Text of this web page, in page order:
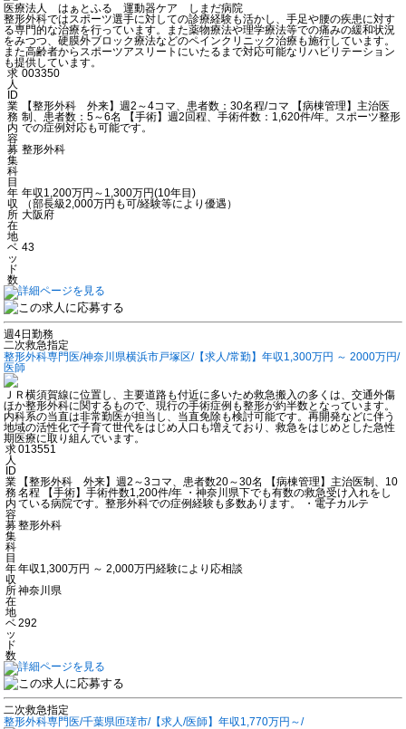
医療法人 はぁとふる 運動器ケア しまだ病院
整形外科ではスポーツ選手に対しての診療経験も活かし、手足や腰の疾患に対す
る専門的な治療を行っています。また薬物療法や理学療法等での痛みの緩和状況
をみつつ、硬膜外ブロック療法などのペインクリニック治療も施行しています。
また高齢者からスポーツアスリートにいたるまで対応可能なリハビリテーション
も提供しています。
求
人
ID
003350
業
務
内
容
【整形外科 外来】週2～4コマ、患者数：30名程/コマ 【病棟管理】主治医
制、患者数：5～6名 【手術】週2回程、手術件数：1,620件/年。スポーツ整形
での症例対応も可能です。
募
集
科
目
整形外科
年
収
年収1,200万円～1,300万円(10年目)
（部長級2,000万円も可/経験等により優遇）
所
在
地
大阪府
ベ
ッ
ド
数
43
週4日勤務
二次救急指定
整形外科専門医/神奈川県横浜市戸塚区/【求人/常勤】年収1,300万円 ～ 2000万円/
医師
ＪＲ横須賀線に位置し、主要道路も付近に多いため救急搬入の多くは、交通外傷
ほか整形外科に関するもので、現行の手術症例も整形が約半数となっています。
内科系の当直は非常勤医が担当し、当直免除も検討可能です。再開発などに伴う
地域の活性化で子育て世代をはじめ人口も増えており、救急をはじめとした急性
期医療に取り組んでいます。
求
人
ID
013551
業
務
内
容
【整形外科 外来】週2～3コマ、患者数20～30名 【病棟管理】主治医制、10
名程 【手術】手術件数1,200件/年 ・神奈川県下でも有数の救急受け入れをし
ている病院です。整形外科での症例経験も多数あります。 ・電子カルテ
募
集
科
目
整形外科
年
収
年収1,300万円 ～ 2,000万円経験により応相談
所
在
地
神奈川県
ベ
ッ
ド
数
292
二次救急指定
整形外科専門医/千葉県匝瑳市/【求人/医師】年収1,770万円～/